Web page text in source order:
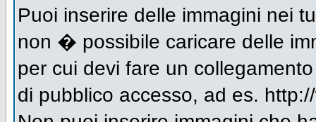
Puoi inserire delle immagini nei
non � possibile caricare delle
per cui devi fare un
di pubblico accesso, ad es.